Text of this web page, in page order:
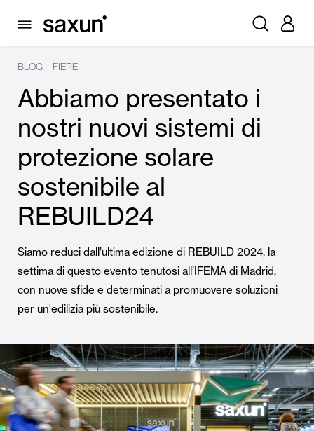
BLOG | FIERE
Abbiamo presentato i
nostri nuovi sistemi di
protezione solare
sostenibile al
REBUILD24
Siamo reduci dall’ultima edizione di REBUILD 2024, la
settima di questo evento tenutosi all’IFEMA di Madrid,
con nuove sfide e determinati a promuovere soluzioni
per un'edilizia più sostenibile.